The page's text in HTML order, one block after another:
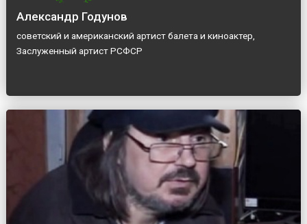
Александр Годунов
советский и американский артист балета и киноактер,
Заслуженный артист РСФСР